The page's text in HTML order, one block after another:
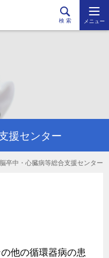
検 索 メニュー
援センター
脳卒中・心臓病等総合支援センター
他の循環器病の患